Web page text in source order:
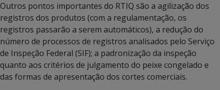
Outros pontos importantes do RTIQ são a agilização dos
registros dos produtos (com a regulamentação, os
registros passarão a serem automáticos), a redução do
número de processos de registros analisados pelo Serviço
de Inspeção Federal (SIF); a padronização da inspeção
quanto aos critérios de julgamento do peixe congelado e
das formas de apresentação dos cortes comerciais.